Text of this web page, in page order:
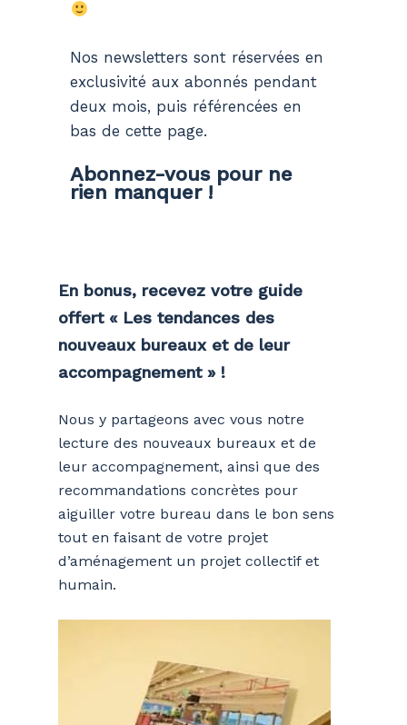
Nos newsletters sont réservées en
exclusivité aux abonnés pendant
deux mois, puis référencées en
bas de cette page.
Abonnez-vous pour ne
rien manquer !
En bonus, recevez votre guide
offert « Les tendances des
nouveaux bureaux et de leur
accompagnement » !
Nous y partageons avec vous notre
lecture des nouveaux bureaux et de
leur accompagnement, ainsi que des
recommandations concrètes pour
aiguiller votre bureau dans le bon sens
tout en faisant de votre projet
d’aménagement un projet collectif et
humain.